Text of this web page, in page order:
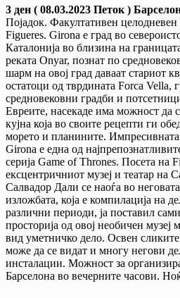
3 ден ( 08.03.2023 Петок )
Појадок. Факултативен целодневен
Figueres. Girona е град во
Каталонија во близина на
реката Onyar, познат по
шарм на овој град даваат стариот
остатоци од тврдината Forca Vella,
средновековни градби и
Евреите, насекаде има можност да
кујна која во своите рецепти ги
морето и планините. Импресивната
Girona е една од
серија Game of Thrones. Посета на
ексцентричниот музеј и театар на
Салвадор Дали се наоѓа во
изложбата, која е компилација на
различни периоди, ја поставил
просторија од овој необичен музеј
вид уметничко дело. Освен
може да се видат и многу негови
инсталации. Можност за
Барселона во вечерните часови.